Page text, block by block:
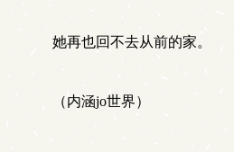
她再也回不去从前的家。
（内涵jo世界）